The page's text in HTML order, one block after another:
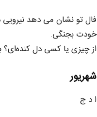
فال تو نشان می‌ دهد نیرویی
خودت بجنگی.
از چیزی یا کسی دل‌ کنده‌ای؟
شهریور
ا د ج